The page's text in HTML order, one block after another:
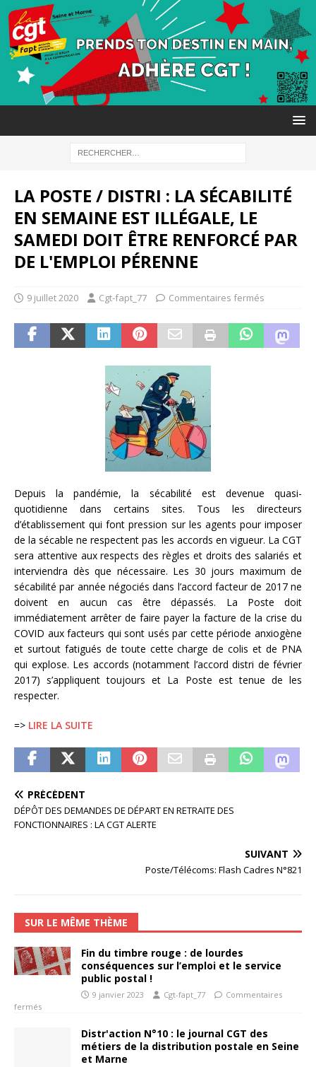
LA POSTE / DISTRI : LA SÉCABILITÉ
EN SEMAINE EST ILLÉGALE, LE
SAMEDI DOIT ÊTRE RENFORCÉ PAR
DE L'EMPLOI PÉRENNE
9 juillet 2020 Cgt-fapt_77 Commentaires fermés
Depuis la pandémie, la sécabilité est devenue quasi-
quotidienne dans certains sites. Tous les directeurs
d’établissement qui font pression sur les agents pour imposer
de la sécable ne respectent pas les accords en vigueur. La CGT
sera attentive aux respects des règles et droits des salariés et
interviendra dès que nécessaire. Les 30 jours maximum de
sécabilité par année négociés dans l’accord facteur de 2017 ne
doivent en aucun cas être dépassés. La Poste doit
immédiatement arrêter de faire payer la facture de la crise du
COVID aux facteurs qui sont usés par cette période anxiogène
et surtout fatigués de toute cette charge de colis et de PNA
qui explose. Les accords (notamment l’accord distri de février
2017) s’appliquent toujours et La Poste est tenue de les
respecter.
=> LIRE LA SUITE
PRÉCÉDENT
DÉPÔT DES DEMANDES DE DÉPART EN RETRAITE DES
FONCTIONNAIRES : LA CGT ALERTE
SUIVANT
Poste/Télécoms: Flash Cadres N°821
SUR LE MÊME THÈME
Fin du timbre rouge : de lourdes
conséquences sur l’emploi et le service
public postal !
9 janvier 2023 Cgt-fapt_77
Commentaires
fermés
Distr'action N°10 : le journal CGT des
métiers de la distribution postale en Seine
et Marne